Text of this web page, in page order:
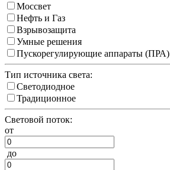
Моссвет
Нефть и Газ
Взрывозащита
Умные решения
Пускорегулирующие аппараты (ПРА)
Тип источника света:
Светодиодное
Традиционное
Световой поток:
от
до